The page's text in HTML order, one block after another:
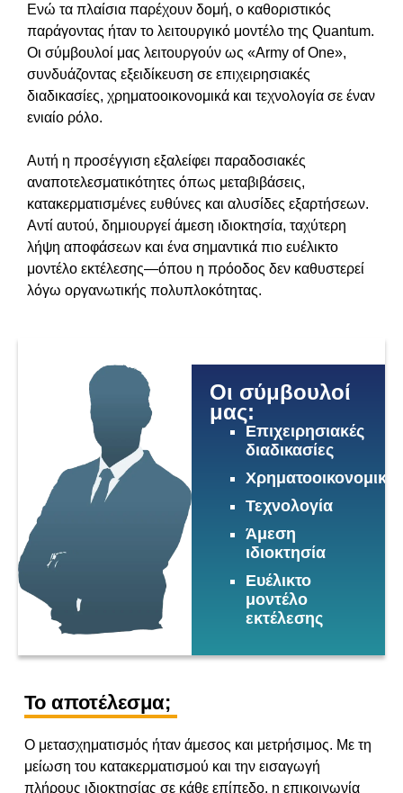
Ενώ τα πλαίσια παρέχουν δομή, ο καθοριστικός
παράγοντας ήταν το λειτουργικό μοντέλο της Quantum.
Οι σύμβουλοί μας λειτουργούν ως «Army of One»,
συνδυάζοντας εξειδίκευση σε επιχειρησιακές
διαδικασίες, χρηματοοικονομικά και τεχνολογία σε έναν
ενιαίο ρόλο.
Αυτή η προσέγγιση εξαλείφει παραδοσιακές
αναποτελεσματικότητες όπως μεταβιβάσεις,
κατακερματισμένες ευθύνες και αλυσίδες εξαρτήσεων.
Αντί αυτού, δημιουργεί άμεση ιδιοκτησία, ταχύτερη
λήψη αποφάσεων και ένα σημαντικά πιο ευέλικτο
μοντέλο εκτέλεσης—όπου η πρόοδος δεν καθυστερεί
λόγω οργανωτικής πολυπλοκότητας.
Οι σύμβουλοί
μας:
Επιχειρησιακές
διαδικασίες
Χρηματοοικονομικά
Τεχνολογία
Άμεση
ιδιοκτησία
Ευέλικτο
μοντέλο
εκτέλεσης
Το αποτέλεσμα;
Ο μετασχηματισμός ήταν άμεσος και μετρήσιμος. Με τη
μείωση του κατακερματισμού και την εισαγωγή
πλήρους ιδιοκτησίας σε κάθε επίπεδο, η επικοινωνία